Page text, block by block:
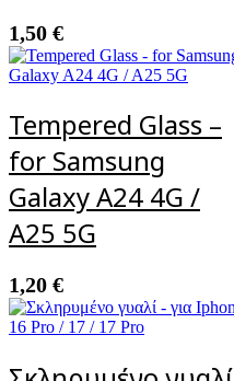
1,50 €
Tempered Glass –
for Samsung
Galaxy A24 4G /
A25 5G
1,20 €